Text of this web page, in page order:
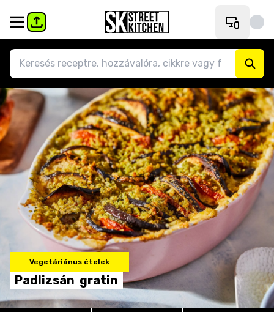
Vegetáriánus ételek
Padlizsán gratin